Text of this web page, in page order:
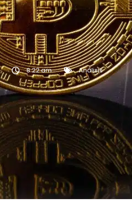
8:22 am Análisis